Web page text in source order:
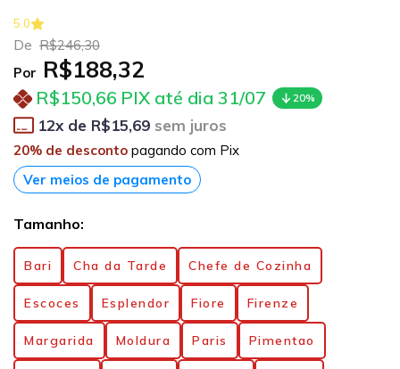
5.0
De R$246,30
Por R$188,32
R$150,66 PIX até dia 31/07 20%
12x de R$15,69 sem juros
20% de desconto pagando com Pix
Ver meios de pagamento
Tamanho:
Bari Cha da Tarde Chefe de Cozinha
Escoces Esplendor Fiore Firenze
Margarida Moldura Paris Pimentao